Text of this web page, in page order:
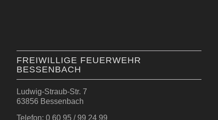
FREIWILLIGE FEUERWEHR
BESSENBACH
Ludwig-Straub-Str. 7
63856 Bessenbach
Telefon: 0 60 95 / 99 24 99